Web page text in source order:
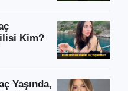
Kim?
Yaşında,